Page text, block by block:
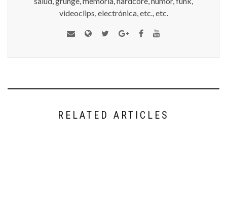
videoclips, electrónica, etc., etc.
RELATED ARTICLES